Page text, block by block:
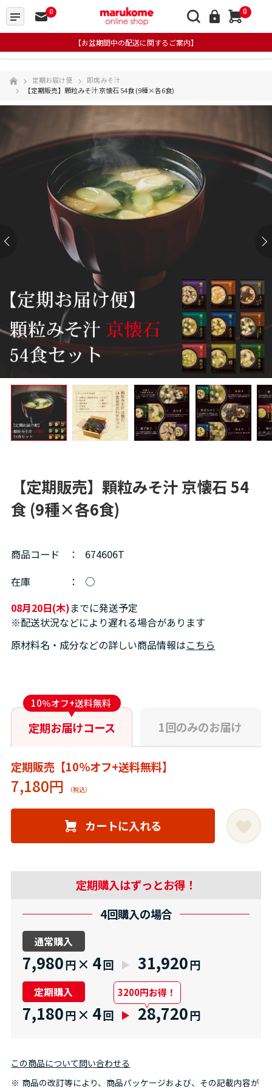
0 0
【お盆期間中の配送に関するご案内】
定期お届け便
即席みそ汁
【定期販売】顆粒みそ汁 京懐石 54食 (9種×各6食)
【定期販売】顆粒みそ汁 京懐石 54
食 (9種×各6食)
定期販売【10％オフ+送料無料】
7,180円
商品コード ：
674606T
在庫
： ○
定期お届けコース 1回のみのお届け
10％オフ+送料無料
08月20日(木)までに発送予定
※配送状況などにより遅れる場合があります
原材料名・成分などの詳しい商品情報はこちら
カートに入れる
定期購入はずっとお得！
4回購入の場合
通常購入
7,980円× 4回 31,920円
定期購入
7,180円× 4回 28,720円
3200円お得！
この商品について問い合わせる
商品の改訂等により、商品パッケージおよび、その記載内容が